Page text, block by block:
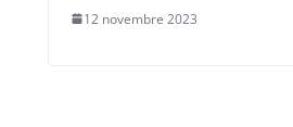
12 novembre 2023